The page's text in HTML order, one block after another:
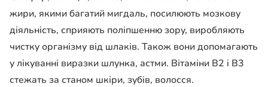
жири, якими багатий мигдаль, посилюють мозкову
діяльність, сприяють поліпшенню зору, виробляють
чистку організму від шлаків. Також вони допомагають
у лікуванні виразки шлунка, астми. Вітаміни В2 і В3
стежать за станом шкіри, зубів, волосся.